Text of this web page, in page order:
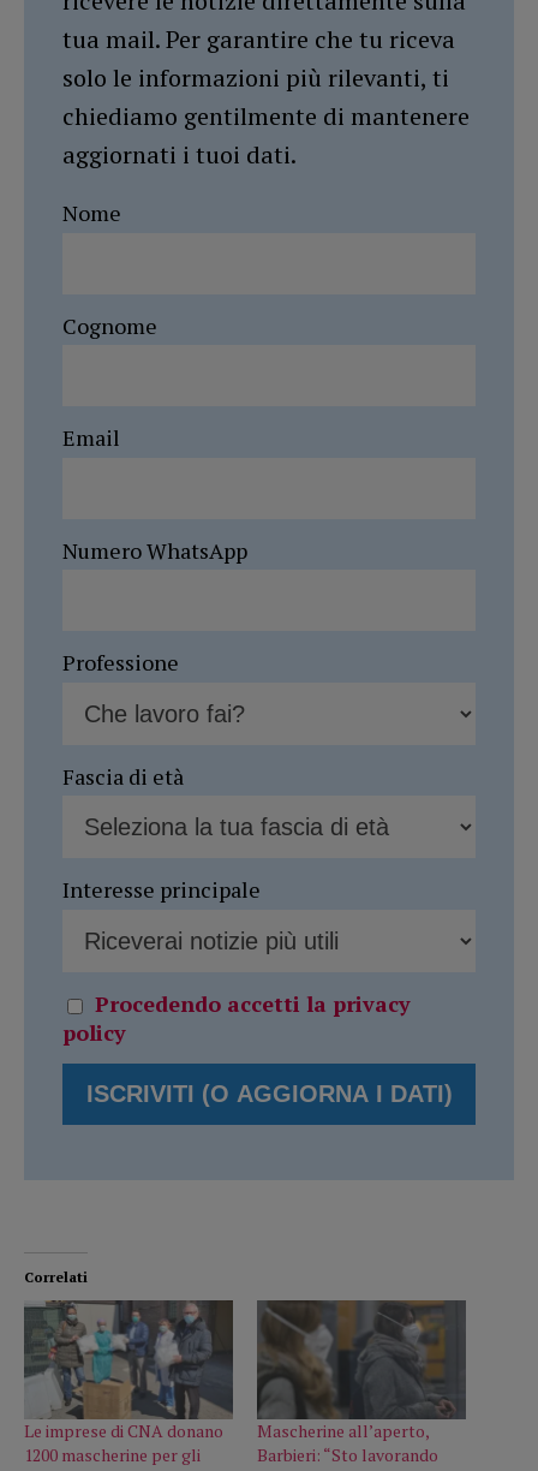
tua mail. Per garantire che tu riceva
solo le informazioni più rilevanti, ti
chiediamo gentilmente di mantenere
aggiornati i tuoi dati.
Nome
Cognome
Email
Numero WhatsApp
Professione
Fascia di età
Interesse principale
Procedendo accetti la privacy
policy
Correlati
Le imprese di CNA donano
1200 mascherine per gli
Mascherine all’aperto,
Barbieri: “Sto lavorando